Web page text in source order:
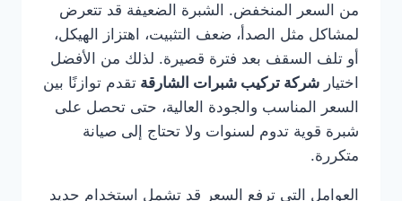
من السعر المنخفض. الشبرة الضعيفة قد تتعرض
لمشاكل مثل الصدأ، ضعف التثبيت، اهتزاز الهيكل،
أو تلف السقف بعد فترة قصيرة. لذلك من الأفضل
اختيار شركة تركيب شبرات الشارقة تقدم توازنًا بين
السعر المناسب والجودة العالية، حتى تحصل على
شبرة قوية تدوم لسنوات ولا تحتاج إلى صيانة
متكررة.
العوامل التي ترفع السعر قد تشمل استخدام حديد